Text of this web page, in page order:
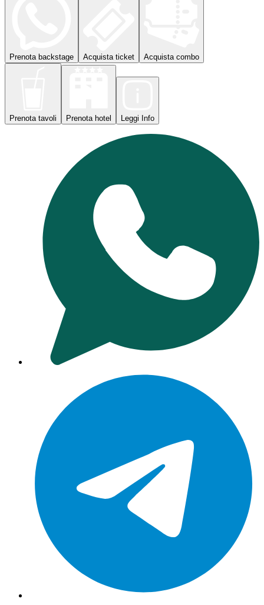
Prenota backstage Acquista ticket Acquista combo
Prenota tavoli Prenota hotel Leggi Info